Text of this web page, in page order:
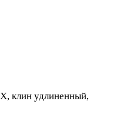
клин удлиненный,